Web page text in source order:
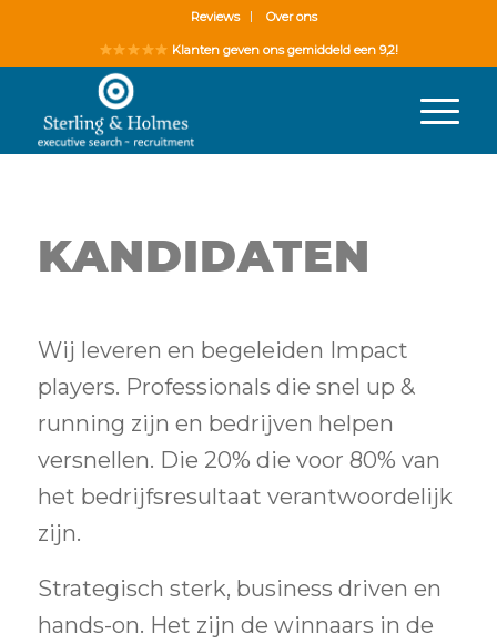
Reviews Over ons
Klanten geven ons gemiddeld een 9,2!
KANDIDATEN
Wij leveren en begeleiden Impact
players. Professionals die snel up &
running zijn en bedrijven helpen
versnellen. Die 20% die voor 80% van
het bedrijfsresultaat verantwoordelijk
zijn.
Strategisch sterk, business driven en
hands-on. Het zijn de winnaars in de